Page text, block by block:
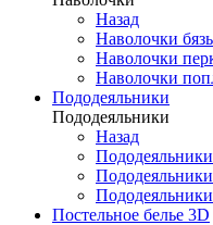
Назад
Наволочки бязь
Наволочки
Наволочки
Пододеяльники
Пододеяльники
Назад
Пододеяльники
Постельное белье 3D